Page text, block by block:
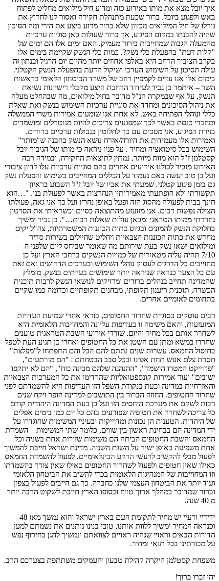
איך יובל מצא את מותו באירוע כזה ומדוע חיל מילואים מחליט לפתוח
באש ולפגוע ביובל. ברור שכעת מתנהלת חקירה ואסור לנו לחרוץ את
גורלו של חיל המילואים מכיוון שלא ברור מדוע ביצע את הירי ומה הסיכון
שהיה להבנתו במקום הפיגוע, אך ברור שעולות כאן סוגיות ערכיות
מהמעלה הגבוה שמחייבות בירור מעמיק. האם ימים אלו הם ימים של
"קלות דעת" בהפעלת כלי נשק?. כמות כלי הנשק שקיימת בימים אלו
בקרב הציבור הרחב היא באלפי אחוזים יותר מהיום יום הרגיל ובנתון זה
עולה הסיכון על השימוש הערכי ושיקול הדעת בהפעלת הנשק הקטלני.
בימים אלו אנו עדים לקמפיין רחב של משרד הביטחון הלאומי בראשות
השר – איתמר בן גביר לעידוד הרחבת היצע מקבלי רישיונות נשיאת
הנשק, על אף שבמקרה הנ"ל מדובר בחיל מילואים, מה שבהחלט מעלה
את ניהול הסיכונים ומחדד את סוגיית ערכיות השימוש בנשק ואת שאלת
כללי ונוהלי הפתיחה באש. לא אחת אנו שומעים אמירות משרי הממשלה
ומחברי כנסת באשר לכך שמפגעים צריכים להיות מנוטרלים ומושמדים
בזירת הפיגוע, אני מסכים עם כך לחלוטין בגבולות ערכיים ברורים,
ואמירות אלו מעמידות את היורה/אזרח נושא הנשק בהבנה ש"מותר"
השימוש בכל סיטואציה ומחיר . על פניו ניראה כי מותו של הגיבור יובל
קסטלמן ז"ל הוא מוות מיותר, נמתין לתוצאות החקירה, ובמידה רבה
האירוע מזכיר לכולנו אירועים אחרים בהם סוגיות ערכיות עלו לדיון ציבורי
ועל כן טוב יעשה באם נעמוד על הכללים המחייבים בשימוש והפעלת נשק
גם בזמן פיגוע קטלני. שמעתי את אביו של יובל ז"ל השבוע בראיון
תקשורתי ולא הופתעתי מאמירותיו הנחרצות באשר לפעולת בנו. "…הוא
חונך בבית לפעולה מהסוג הזה ופעל באופן נחרץ ועל כך אני גאה, פעולתו
הצילה נפשות רבים, אני מזועזע מהתוצאה בסיום וכשראיתי את הסרטון
נחרדתי ממותו הטראגי ומכאן עולות שאלות רבות…". בן גביר ימשיך
בחלוקת הנשק להמונים ובגיוס כתות הכוננות המשטרתיות, צה"ל יקים
מחדש את כתות הכוננות הצבאיות ויחליט שחיילים בשירות סדיר
ומילואים ישאו נשק בעת שירותם מה שאומר שביחס ליום שלפני ה –
7/10 תהיה עליה מטאורית של כמויות הנשקים ברחבי הארץ ועל כן
מחוייבים כל הדרגים לעסוק נוהלי השימוש ובערכים הדרושים ואם זאת
עם כל הצער כנראה שניראה יותר שימושים בעייתים בנשק. מומלץ
שהמדינה תחייב בנהלים ברורים ומדויקים לנושאי הנשק לרבות תוכנית
הכשרה, תוכנית ריענון תקופתי, מבחנים תקופתיים וכדומה כמו שקיים
בתחומים לאומיים אחרים.
רבים עוסקים בסוגיית שחרור החטופים, בודאי אחרי שמיעת העדויות
המזעזעות, והאם משימה זו בעדיפות עליונה והמחויבות הלאומית היא
לשחרר אותם בכל מחיר והיום. שורדי אירועי השבת הטראגית טוענים
שחררו במשא ומתן עם השטן את כל החטופים ואחרי כן תגיע העת לטפל
בחיסול החמאס. עשרות שנים נתתם להם הכל והם התפתחו ל"מפלצת"
חסרת צלם אנוש תחת אפינו ובכל סבב הבטחתם : "הם מורתעים",
"פרוייקט המטרו הושמד", "ההנהגה שלהם מבינה כוח", "הם לא יתקפו
ישובים" ועוד אמירות קונספטואליות שהרדימו את כל המערכות הצבאיות
והאזרחיות במדינה וכעת בנקודת השפל הזו העדיפות היא להשמדתם לפני
שחרור החטופים. החוזה הברור בין התושבים למדינה הופר ויקח שנים
רבות לשקם את מערכת היחסים הזו ועל כן כעת המדינה היהודית קודם
כל צריכה לשחרר את חטופיה שפורעים בהם כל יום כמו בימים אפלים
של היהדות. הטענות הן נכונות ומדוייקות ובעיניי המשימות שהוגדרו על
ידי המדינה הם בבחינת ראשון בין שווים, כלומר שתי המשימות – השמדת
החמאס והשבת החטופים הביתה הם משימות שזורות אחת בשניה וכל
אחת משפיעה באופן ישיר על השגת השניה. מדינת ישראל חייבת להמשיך
לפעול מבלי להקשיב לרעשי הרקע הבינלאומיים, לפעול להשמדת החמאס
כאילו שאין חטופים ולפעול לשחרור החטופים כאילו שאין צורך בהשמדתו
וזו המחוייבות של המנהיגות הלאומית בכדי להשיב את הביטחון הלאומי
ועוד יותר את הביטחון העצמי שלנו כחברה. כך גם חייבים לפעול בצפון
וברור שמדובר במהלך ארוך טווח ובסופו הארץ חייבת לשקוט הרבה יותר
מ 40 שנה.
ידידיי ורעיי יש מחיר לתקומת העם בארץ ישראל והוא נמשך מאז 48
וכנראה המחיר ימשיך ללוות אותנו, טובי בנינו נותנים את נשמתם למען
הדורות הבאים וראויי שנהיה ראויים לצוואתם ונמשיך להגן בחירוף נפש
על מכורתינו בכל תנאי ומחיר.
משפחת קסטלמן היקרה קהילת טבעון והעמקים משתתפת בצערכם הרב.
יהי זכרו ברוך!